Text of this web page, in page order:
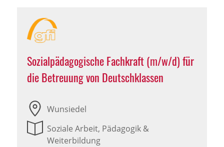
Sozialpädagogische Fachkraft (m/w/d) für
die Betreuung von Deutschklassen
Wunsiedel
Soziale Arbeit, Pädagogik &
Weiterbildung